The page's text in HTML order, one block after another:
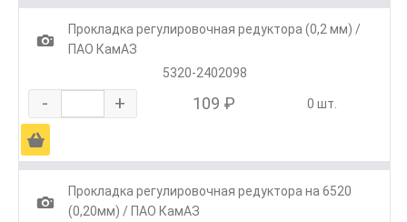
1
Прокладка регулировочная редуктора (0,2 мм) /
ПАО КамАЗ
5320-2402098
- + 109 ₽ 0 шт.
Ä
1
Прокладка регулировочная редуктора на 6520
(0,20мм) / ПАО КамАЗ